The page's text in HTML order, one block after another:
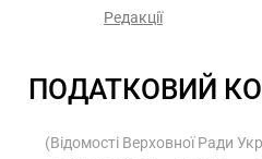
Редакції
ПОДАТКОВИЙ
(Відомості Верховної Ради